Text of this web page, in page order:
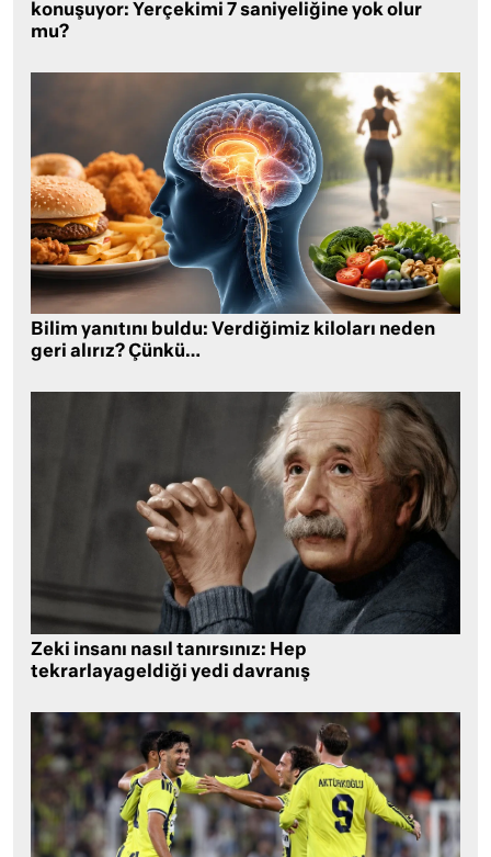
konuşuyor: Yerçekimi 7 saniyeliğine yok olur
mu?
Bilim yanıtını buldu: Verdiğimiz kiloları neden
geri alırız? Çünkü…
Zeki insanı nasıl tanırsınız: Hep
tekrarlayageldiği yedi davranış